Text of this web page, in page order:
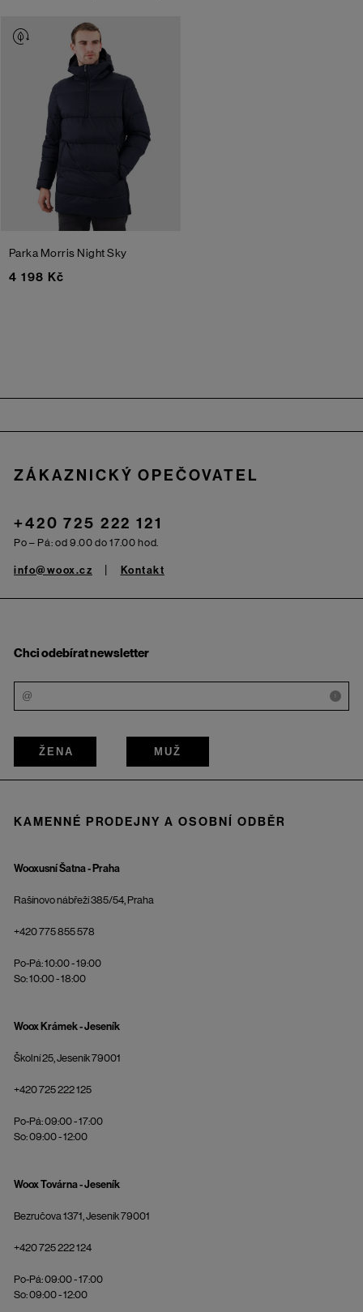
Parka Morris Night Sky
4 198 Kč
ZÁKAZNICKÝ OPEČOVATEL
+420 725 222 121
Po – Pá: od 9.00 do 17.00 hod.
info@woox.cz Kontakt
Chci odebírat newsletter
i
ŽENA MUŽ
KAMENNÉ PRODEJNY A OSOBNÍ ODBĚR
Wooxusní Šatna - Praha
Rašínovo nábřeží 385/54, Praha
+420 775 855 578
Po-Pá: 10:00 - 19:00
So: 10:00 - 18:00
Woox Krámek - Jeseník
Školní 25, Jeseník 79001
+420 725 222 125
Po-Pá: 09:00 - 17:00
So: 09:00 - 12:00
Woox Továrna - Jeseník
Bezručova 1371, Jeseník 79001
+420 725 222 124
Po-Pá: 09:00 - 17:00
So: 09:00 - 12:00